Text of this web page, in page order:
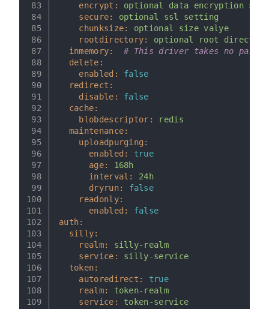
83
84
85
86
87
88
89
90
91
92
93
94
95
96
97
98
99
100
101
102
103
104
105
106
107
108
109
encrypt:
optional data encryption
secure:
optional ssl
setting
chunksize:
optional size valye
rootdirectory:
optional root
directory
inmemory:
# This driver takes no
delete:
enabled:
false
redirect:
disable:
false
cache:
blobdescriptor:
redis
maintenance:
uploadpurging:
enabled:
true
age:
168h
interval:
24h
dryrun:
false
readonly:
enabled:
false
auth:
silly:
realm:
silly-realm
service:
silly-service
token:
autoredirect:
true
realm:
token-realm
service:
token-service